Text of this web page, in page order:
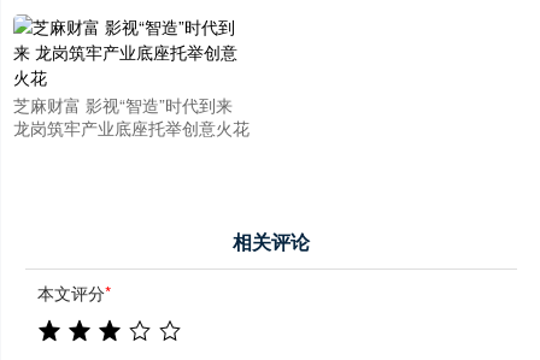
芝麻财富 影视“智造”时代到来
龙岗筑牢产业底座托举创意火花
相关评论
本文评分*